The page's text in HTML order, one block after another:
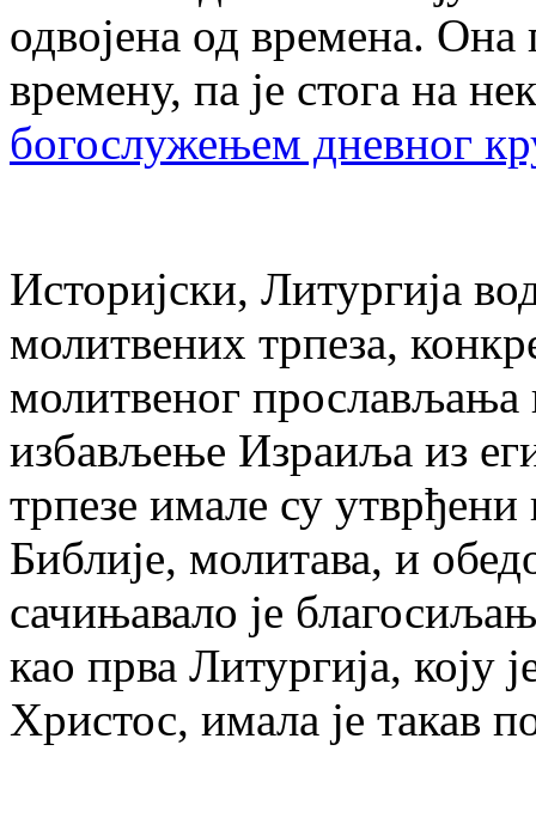
одвојена од времена.
времену, па је стога на
богослужењем дневног
Историјски, Литургија
молитвених трпеза,
молитвеног прослављања
избављење Израиља из
трпезе имале су
Библије, молитава, и
сачињавало је
као прва Литургија, коју
Христос, имала је такав